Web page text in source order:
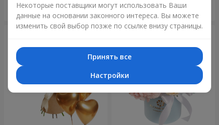
Заказать Заказать
Некоторые поставщики могут использовать Ваши
данные на основании законного интереса. Вы можете
изменить свой выбор позже по ссылке внизу страницы.
Принять все
Настройки